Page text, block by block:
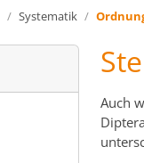
Systematik
Auch